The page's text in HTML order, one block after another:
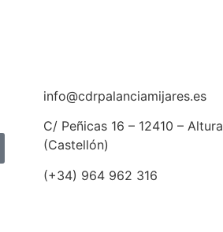
info@cdrpalanciamijares.es
C/ Peñicas 16 – 12410 – Altura
(Castellón)
(+34) 964 962 316